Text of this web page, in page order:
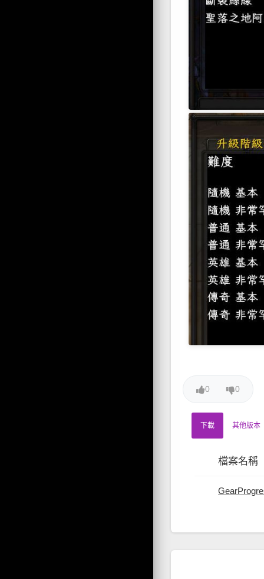
0 0
下載 其他版本
檔案名稱